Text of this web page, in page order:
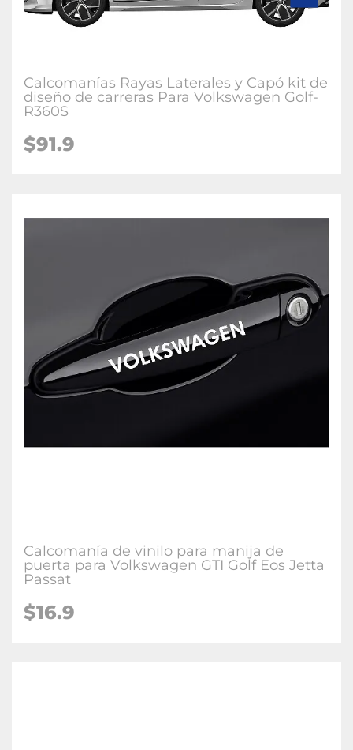
Calcomanías Rayas Laterales y Capó kit de
diseño de carreras Para Volkswagen Golf-
R360S
$91.9
Calcomanía de vinilo para manija de
puerta para Volkswagen GTI Golf Eos Jetta
Passat
$16.9